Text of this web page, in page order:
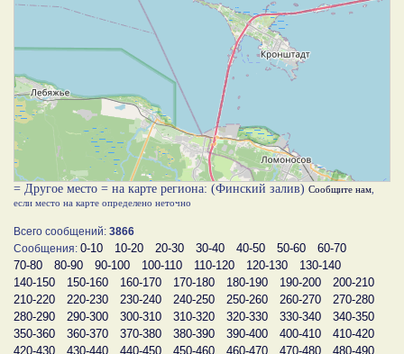
= Другое место = на карте региона: (Финский залив) Сообщите нам
если место на карте определено неточно
Всего сообщений: 3866
Сообщения: 0-10 10-20 20-30 30-40 40-50 50-60
60-70
70-80
80-90 90-100 100-110 110-120 120-130
130-140
140-150
150-160 160-170 170-180 180-190 190-200
200-210
210-220
220-230 230-240 240-250 250-260 260-270
270-280
280-290
290-300 300-310 310-320 320-330 330-340
340-350
350-360
360-370 370-380 380-390 390-400 400-410
410-420
420-430
430-440 440-450 450-460 460-470 470-480
480-490